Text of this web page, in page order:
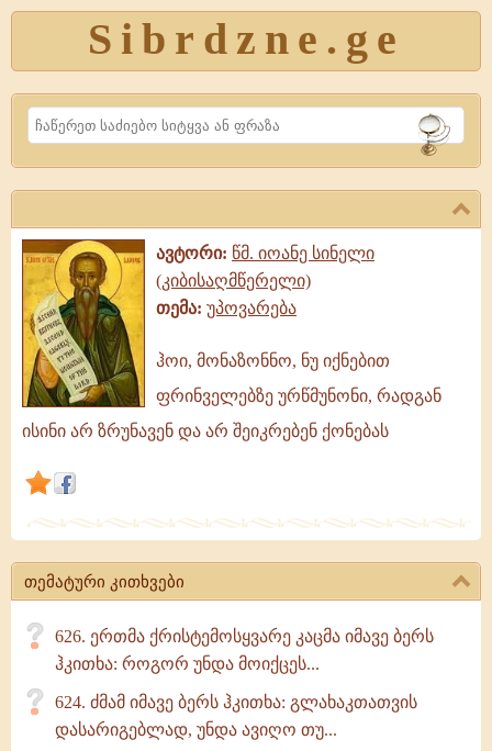
Sibrdzne.ge
Search
ავტორი: წმ. იოანე სინელი
(კიბისაღმწერელი)
თემა: უპოვარება
ჰოი,
მონაზონნო,
ნუ
ფრინველებზე
ურწმუნონი,
რადგან
ისინი
არ
ზრუნავენ
და
შეიკრებენ
ქონებას
ჰოი, მონაზონნო, ნუ იქნებით
ფრინველებზე ურწმუნონი, რადგან
ისინი არ ზრუნავენ და არ შეიკრებენ ქონებას
თემატური კითხვები
626. ერთმა ქრისტემოსყვარე კაცმა იმავე ბერს
ჰკითხა: როგორ უნდა მოიქცეს...
624. ძმამ იმავე ბერს ჰკითხა: გლახაკთათვის
დასარიგებლად, უნდა ავიღო თუ...